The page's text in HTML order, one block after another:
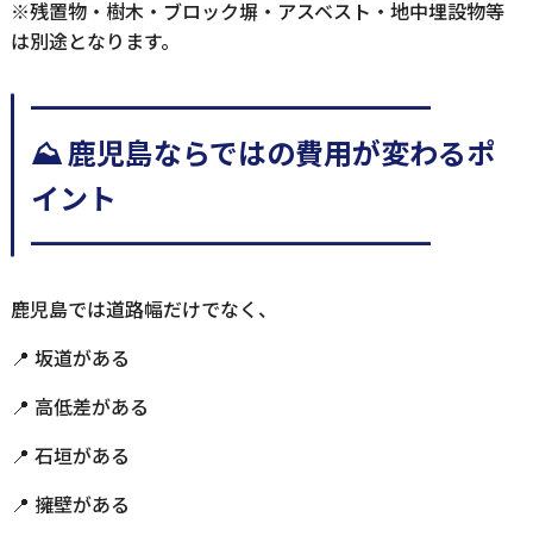
※残置物・樹木・ブロック塀・アスベスト・地中埋設物等
は別途となります。
━━━━━━━━━━━━━━
⛰️ 鹿児島ならではの費用が変わるポ
イント
━━━━━━━━━━━━━━
鹿児島では道路幅だけでなく、
📍 坂道がある
📍 高低差がある
📍 石垣がある
📍 擁壁がある